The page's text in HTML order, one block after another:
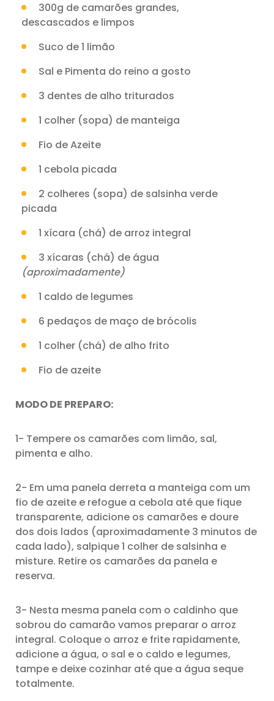
300g de camarões grandes,
descascados e limpos
Suco de 1 limão
Sal e Pimenta do reino a gosto
3 dentes de alho triturados
1 colher (sopa) de manteiga
Fio de Azeite
1 cebola picada
2 colheres (sopa) de salsinha verde
picada
1 xícara (chá) de arroz integral
3 xícaras (chá) de água
(aproximadamente)
1 caldo de legumes
6 pedaços de maço de brócolis
1 colher (chá) de alho frito
Fio de azeite
MODO DE PREPARO:
1- Tempere os camarões com limão, sal,
pimenta e alho.
2- Em uma panela derreta a manteiga com um
fio de azeite e refogue a cebola até que fique
transparente, adicione os camarões e doure
dos dois lados (aproximadamente 3 minutos de
cada lado), salpique 1 colher de salsinha e
misture. Retire os camarões da panela e
reserva.
3- Nesta mesma panela com o caldinho que
sobrou do camarão vamos preparar o arroz
integral. Coloque o arroz e frite rapidamente,
adicione a água, o sal e o caldo e legumes,
tampe e deixe cozinhar até que a água seque
totalmente.